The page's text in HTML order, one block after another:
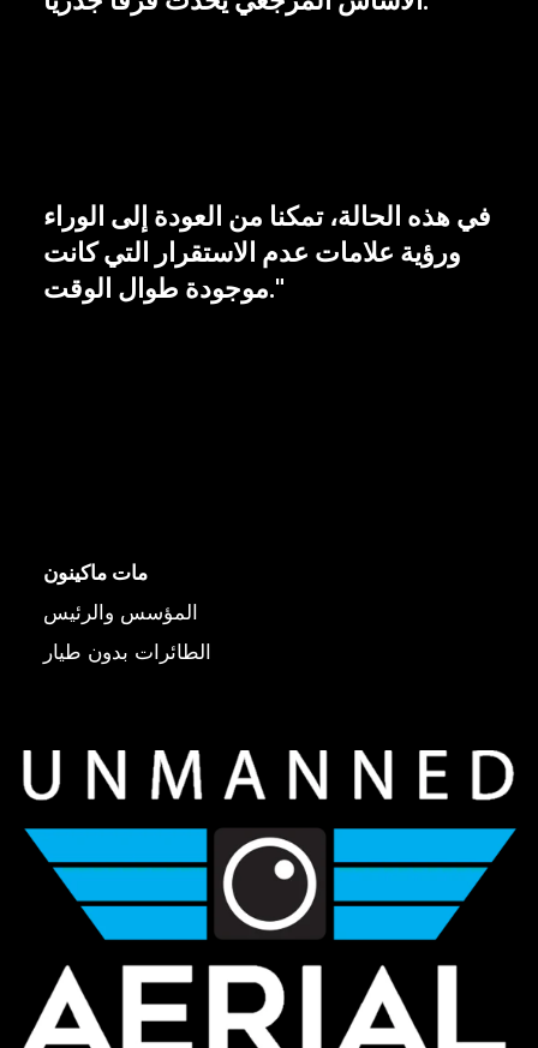
في هذه الحالة، تمكنا من العودة إلى الوراء
ورؤية علامات عدم الاستقرار التي كانت
موجودة طوال الوقت."
مات ماكينون
المؤسس والرئيس
الطائرات بدون طيار